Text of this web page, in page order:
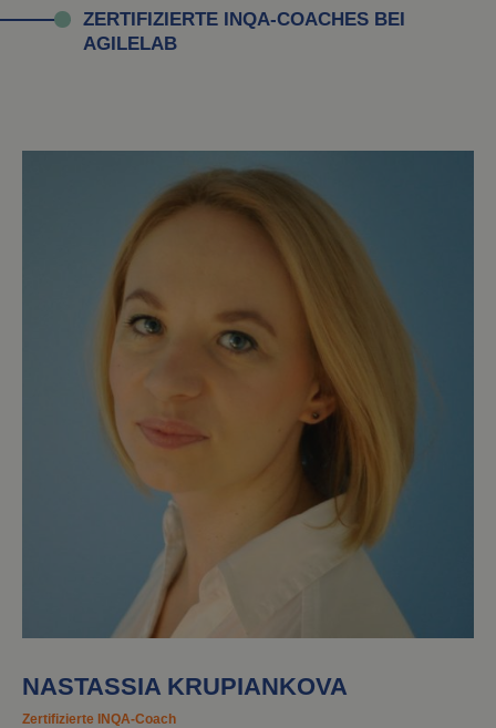
ZERTIFIZIERTE INQA-COACHES BEI
AGILELAB
NASTASSIA KRUPIANKOVA
Zertifizierte INQA-Coach